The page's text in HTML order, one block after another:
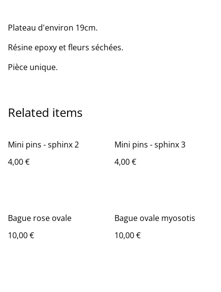
Plateau d'environ 19cm.
Résine epoxy et fleurs séchées.
Pièce unique.
Related items
Mini pins - sphinx 2
4,00 €
Mini pins - sphinx 3
4,00 €
Bague rose ovale
10,00 €
Bague ovale myosotis
10,00 €